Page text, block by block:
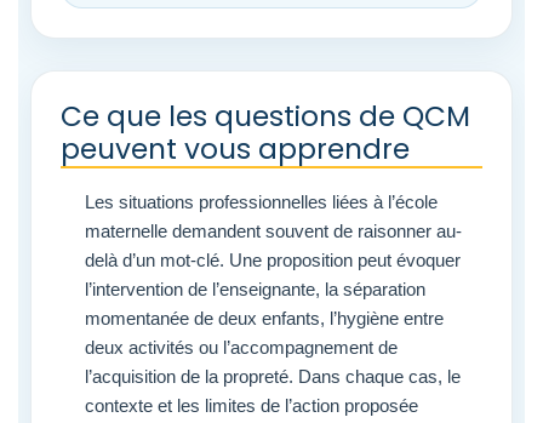
Ce que les questions de QCM
peuvent vous apprendre
Les situations professionnelles liées à l’école
maternelle demandent souvent de raisonner au-
delà d’un mot-clé. Une proposition peut évoquer
l’intervention de l’enseignante, la séparation
momentanée de deux enfants, l’hygiène entre
deux activités ou l’accompagnement de
l’acquisition de la propreté. Dans chaque cas, le
contexte et les limites de l’action proposée